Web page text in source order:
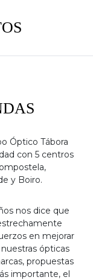
Óptico Tábora
con 5 centros
y Boiro.
nos dice que
en mejorar
nuestras ópticas
propuestas
importante, el